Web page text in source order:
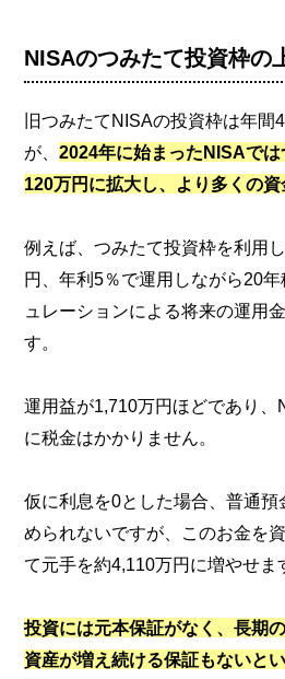
NISAのつみたて投資枠の
旧つみたてNISAの投資枠は年間
が、2024年に始まったNISAで
120万円に拡大し、より多くの
例えば、つみたて投資枠を利用
円、年利5％で運用しながら20年
ュレーションによる将来の運用
す。
運用益が1,710万円ほどであり、
に税金はかかりません。
仮に利息を0とした場合、普通
められないですが、このお金を
て元手を約4,110万円に増やせま
投資には元本保証がなく、長期
資産が増え続ける保証もないと